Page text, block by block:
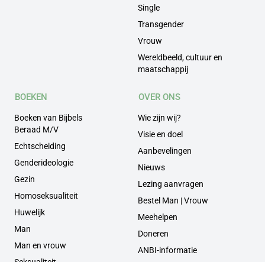
Single
Transgender
Vrouw
Wereldbeeld, cultuur en
maatschappij
BOEKEN
Boeken van Bijbels
Beraad M/V
Echtscheiding
Genderideologie
Gezin
Homoseksualiteit
Huwelijk
Man
Man en vrouw
OVER ONS
Wie zijn wij?
Visie en doel
Aanbevelingen
Nieuws
Lezing aanvragen
Bestel Man | Vrouw
Meehelpen
Doneren
ANBI-informatie